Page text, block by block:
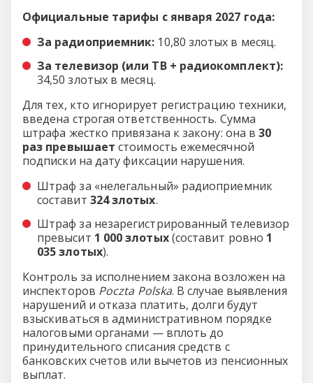
Официальные тарифы с января 2027 года:
За радиоприемник: 10,80 злотых в месяц.
За телевизор (или ТВ + радиокомплект):
34,50 злотых в месяц.
Для тех, кто игнорирует регистрацию техники,
введена строгая ответственность. Сумма
штрафа жестко привязана к закону: она в30
раз превышает стоимость ежемесячной
подписки на дату фиксации нарушения.
Штраф за «нелегальный» радиоприемник
составит 324 злотых.
Штраф за незарегистрированный телевизор
превысит 1 000 злотых(составит ровно 1
035 злотых).
Контроль за исполнением закона возложен на
инспекторов Poczta Polska. В случае выявления
нарушений и отказа платить, долги будут
взыскиваться в административном порядке
налоговыми органами — вплоть до
принудительного списания средств с
банковских счетов или вычетов из пенсионных
выплат.